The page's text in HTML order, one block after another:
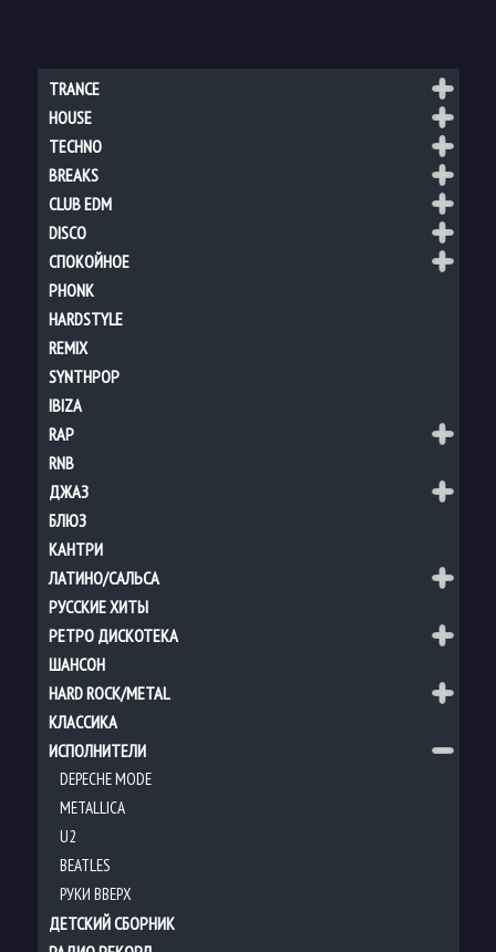
TRANCE
HOUSE
TECHNO
BREAKS
CLUB EDM
DISCO
СПОКОЙНОЕ
PHONK
HARDSTYLE
REMIX
SYNTHPOP
IBIZA
RAP
RNB
ДЖАЗ
БЛЮЗ
КАНТРИ
ЛАТИНО/САЛЬСА
РУССКИЕ ХИТЫ
РЕТРО ДИСКОТЕКА
ШАНСОН
HARD ROCK/METAL
КЛАССИКА
ИСПОЛНИТЕЛИ
DEPECHE MODE
METALLICA
U2
BEATLES
РУКИ ВВЕРХ
ДЕТСКИЙ СБОРНИК